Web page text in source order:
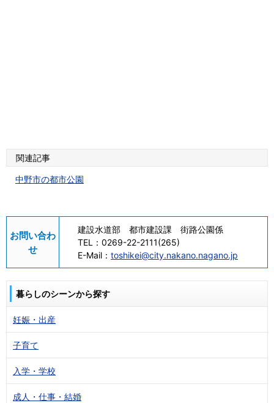
関連記事
中野市の都市公園
お問い合わ
せ
建設水道部 都市建設課 街路公園係
TEL： 0269-22-2111(265)
E-Mail： toshikei@city.nakano.nagano.jp
暮らしのシーンから探す
妊娠・出産
子育て
入学・学校
成人・仕事・結婚